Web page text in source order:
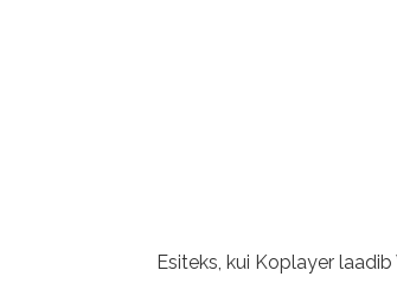
Esiteks, kui Koplayer